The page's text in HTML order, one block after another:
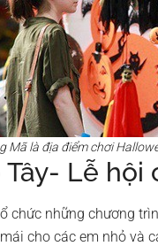
Mã là địa điểm chơi
Tây- Lễ hội
chức những chương
cho các em nhỏ và